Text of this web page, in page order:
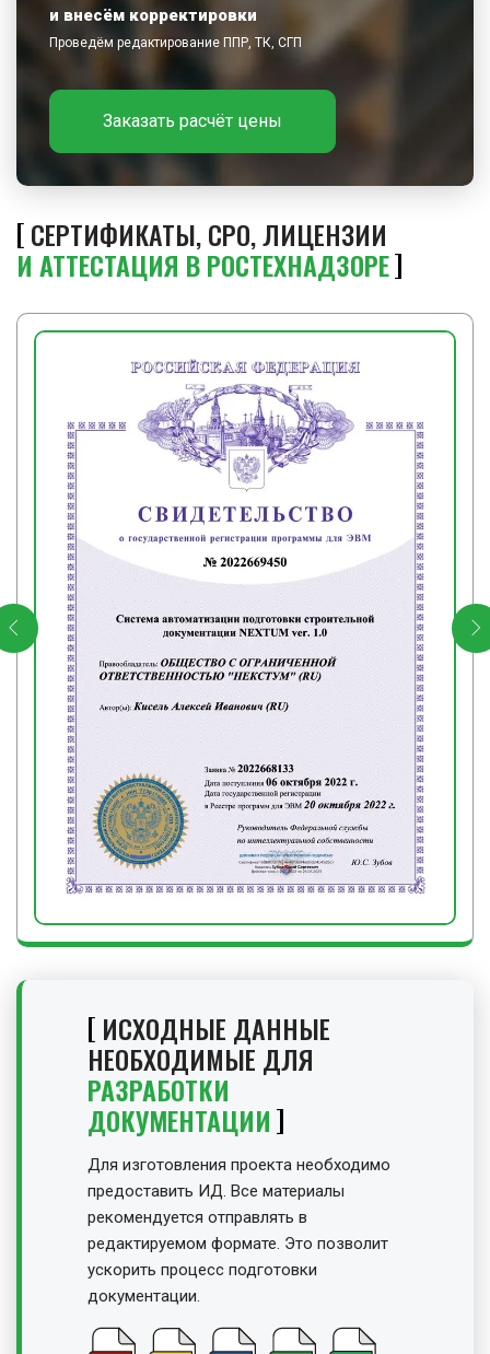
и внесём корректировки
Проведём редактирование ППР, ТК, СГП
Заказать расчёт цены
СЕРТИФИКАТЫ, СРО, ЛИЦЕНЗИИ
И АТТЕСТАЦИЯ В РОСТЕХНАДЗОРЕ
ИСХОДНЫЕ ДАННЫЕ
НЕОБХОДИМЫЕ ДЛЯ
РАЗРАБОТКИ
ДОКУМЕНТАЦИИ
Для изготовления проекта необходимо
предоставить ИД. Все материалы
рекомендуется отправлять в
редактируемом формате. Это позволит
ускорить процесс подготовки
документации.